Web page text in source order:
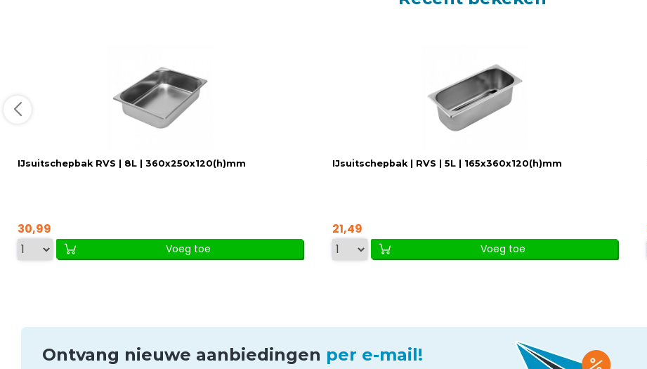
IJsuitschepbak RVS | 8L | 360x250x120(h)mm
30,99
Voeg toe
IJsuitschepbak | RVS | 5L | 165x360x120(h)mm
21,49
Voeg toe
Ontvang nieuwe aanbiedingen per e-mail!